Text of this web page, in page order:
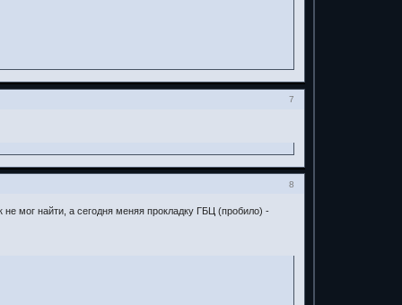
7
8
мог найти, а сегодня меняя прокладку ГБЦ (пробило) -